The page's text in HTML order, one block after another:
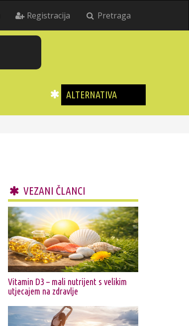
Registracija Pretraga
ALTERNATIVA
VEZANI ČLANCI
Vitamin D3 – mali nutrijent s velikim
utjecajem na zdravlje